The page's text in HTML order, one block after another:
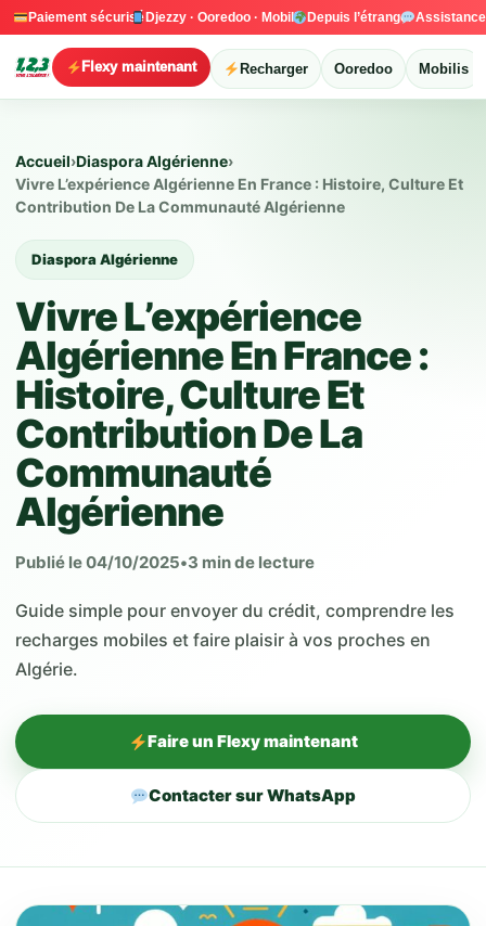
Paiement sécurisé Djezzy · Ooredoo · Mobilis Depuis l’étranger
Recharger Ooredoo Mobilis
Flexy maintenant
Accueil›Diaspora Algérienne›
Vivre L’expérience Algérienne En France : Histoire, Culture Et
Contribution De La Communauté Algérienne
Diaspora Algérienne
Vivre L’expérience
Algérienne En France :
Histoire, Culture Et
Contribution De La
Communauté
Algérienne
Publié le 04/10/2025•3 min de lecture
Guide simple pour envoyer du crédit, comprendre les
recharges mobiles et faire plaisir à vos proches en
Algérie.
Faire un Flexy maintenant
Contacter sur WhatsApp